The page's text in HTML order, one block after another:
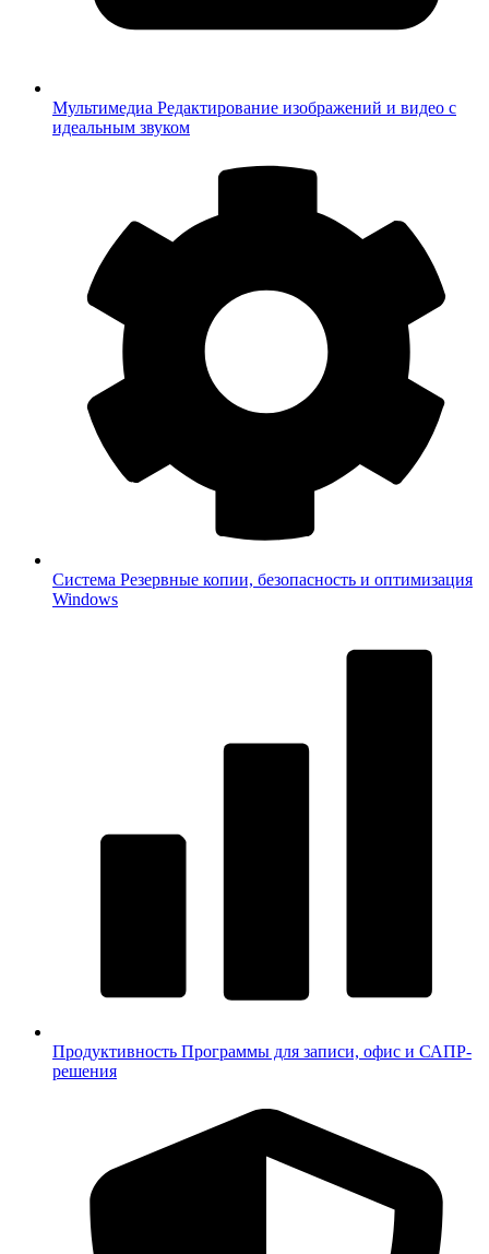
Мультимедиа Редактирование изображений и видео с
идеальным звуком
Система Резервные копии, безопасность и оптимизация
Windows
Продуктивность Программы для записи, офис и САПР-
решения